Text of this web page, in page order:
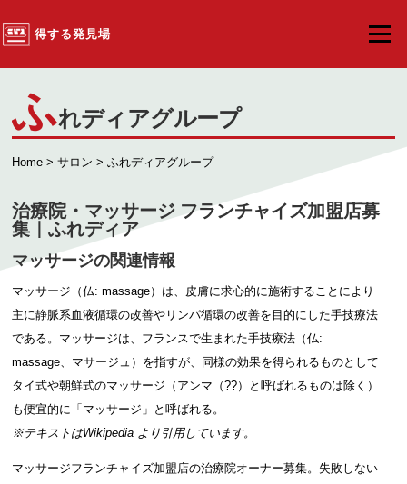
得する発見場
メニュ
ふれディアグループ
Home >サロン > ふれディアグループ
治療院・マッサージ フランチャイズ加盟店募
集｜ふれディア
マッサージの関連情報
マッサージ（仏: massage）は、皮膚に求心的に施術することにより
主に静脈系血液循環の改善やリンパ循環の改善を目的にした手技療法
である。マッサージは、フランスで生まれた手技療法（仏:
massage、マサージュ）を指すが、同様の効果を得られるものとして
タイ式や朝鮮式のマッサージ（アンマ（??）と呼ばれるものは除く）
も便宜的に「マッサージ」と呼ばれる。
※テキストはWikipedia より引用しています。
マッサージフランチャイズ加盟店の治療院オーナー募集。失敗しない